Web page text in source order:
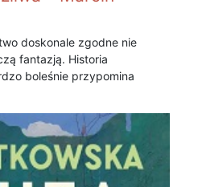
doskonale zgodne nie
fantazją. Historia
boleśnie przypomina